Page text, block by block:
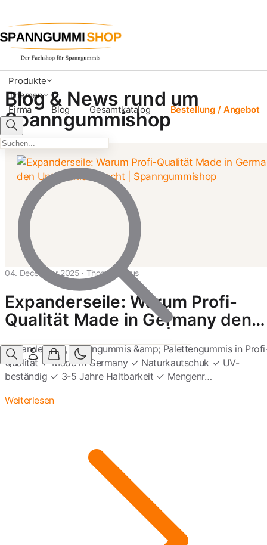
Produkte
Themen
Firma
Blog Gesamtkatalog Bestellung / Angebot
Blog & News rund um
Spanngummishop
04. December 2025 · Thomas Kraus
Expanderseile: Warum Profi-
Qualität Made in Germany den
Spanngummishop
Expanderseile, Spanngummis &amp; Palettengummis in
Qualität ✓ Made in Germany ✓ Naturkautschuk ✓ UV-
beständig ✓ 3-5 Jahre Haltbarkeit ✓ Mengenr…
Weiterlesen